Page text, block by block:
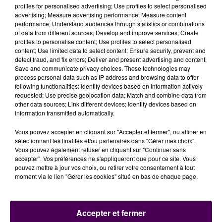
maintient, s’amplifie même, avec ce gros dunk de
Georgemans puis un trois points sévère (37-51, 24’).
Blois se bat et resserre sa défense. Ouf ! Cornély
récolte un primé ! Ce dernier qui prend une faute
technique avec son coach pour contestation
arbitrale, sous les huées du millier de spectateurs.
Décidément, le ballon refuse de violer le panier
adverse (41-58, 27’), et la réussite est insolemment
nordiste. L’ADA est larguée de... 17 points ! Sambe
concède ce troisième quart temps 47-65.
TOUCHÉS... COULÉS !
C’est toujours aussi poussif, malgré de beaux contre
blésois, mais le ballon refuse toujours de percer le
et les maladresses s’enchaînent chez les Blésois. Ivan
Février arçonne un dunk qui fait du bien au moral (51-
profiles for personalised advertising; Use profiles to select personalised
advertising; Measure advertising performance; Measure content
performance; Understand audiences through statistics or combinations
of data from different sources; Develop and improve services; Create
profiles to personalise content; Use profiles to select personalised
content; Use limited data to select content; Ensure security, prevent and
detect fraud, and fix errors; Deliver and present advertising and content;
Save and communicate privacy choices. These technologies may
process personal data such as IP address and browsing data to offer
following functionalities: Identify devices based on information actively
requested; Use precise geolocation data; Match and combine data from
other data sources; Link different devices; Identify devices based on
information transmitted automatically.
Vous pouvez accepter en cliquant sur "Accepter et fermer", ou affiner en
sélectionnant les finalités et/ou partenaires dans "Gérer mes choix".
Vous pouvez également refuser en cliquant sur "Continuer sans
accepter". Vos préférences ne s'appliqueront que pour ce site. Vous
pouvez mettre à jour vos choix, ou retirer votre consentement à tout
moment via le lien "Gérer les cookies" situé en bas de chaque page.
Accepter et fermer